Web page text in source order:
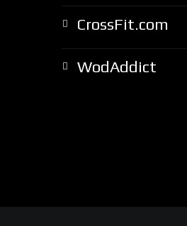
CrossFit.com
WodAddict